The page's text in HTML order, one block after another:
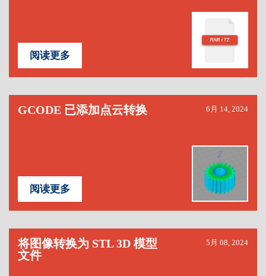
阅读更多
GCODE 已添加点云转换 6月 14, 2024
阅读更多
将图像转换为 STL 3D 模型
文件
5月 08, 2024